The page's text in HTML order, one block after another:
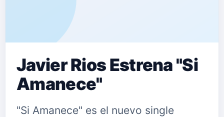
Javier Rios Estrena "Si
Amanece"
"Si Amanece" es el nuevo single